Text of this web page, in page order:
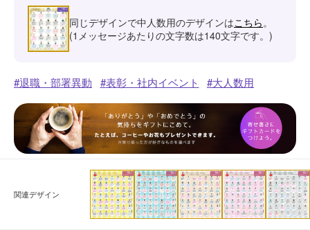
同じデザインで中人数用のデザインはこちら 。
(1メッセージあたりの文字数は140文字です。)
退職・部署異動 表彰・社内イベント 大人数用
関連デザイン